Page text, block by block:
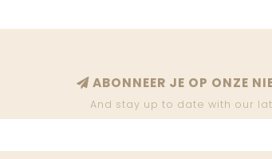
ABONNEER JE OP ONZE
And stay up to date with our